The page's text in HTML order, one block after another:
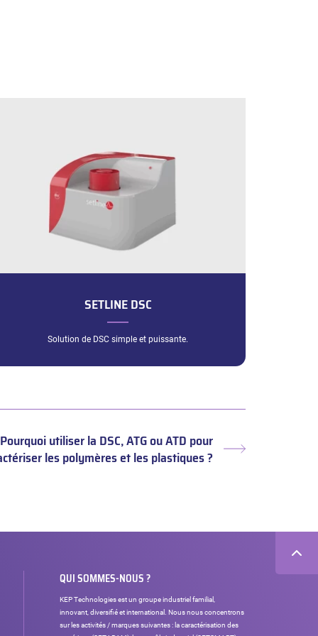
SETLINE DSC
Solution de DSC simple et puissante.
Article
utiliser la DSC, ATG ou ATD pour
les polymères et les plastiques ?
QUI SOMMES-NOUS ?
KEP Technologies est un groupe industriel familial,
innovant, diversifié et international. Nous nous concentrons
sur les activités / marques suivantes : la caractérisation des